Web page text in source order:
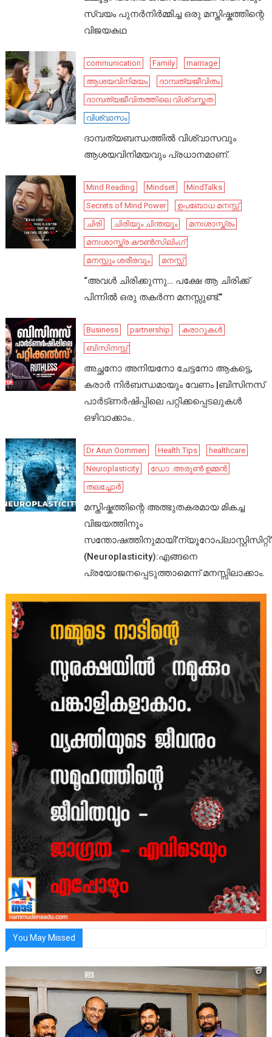
സ്വയം പുനർനിർമ്മിച്ച ഒരു മസ്തിഷ്കത്തിന്റെ
വിജയകഥ
communication Family
marriage
ആശയവിനിമയം
ദാമ്പത്യജീവിതം
ദാമ്പത്യജീവിതത്തിലെ വിശ്വസ്തത
വിശ്വാസം
ദാമ്പത്യബന്ധത്തിൽ വിശ്വാസവും
ആശയവിനിമയവും പ്രധാനമാണ്.
Mind Reading Mindset
MindTalks
Secrets of Mind Power
ഉപബോധ മനസ്സ്
ചിരി
ചിരിയും ചിന്തയും
മനഃശാസ്ത്രം
മനഃശാസ്ത്ര കൗൺസിലിംഗ്
മനസ്സും ശരീരവും
മനസ്സ്
“അവൾ ചിരിക്കുന്നു… പക്ഷേ ആ ചിരിക്ക്
പിന്നിൽ ഒരു തകർന്ന മനസ്സുണ്ട്.”
Business partnership
കരാറുകൾ
ബിസിനസ്സ്
അച്ഛനോ അനിയനോ ചേട്ടനോ ആകട്ടെ,
കരാർ നിർബന്ധമായും വേണം |ബിസിനസ്
പാർട്ണർഷിപ്പിലെ പറ്റിക്കപ്പെടലുകൾ
ഒഴിവാക്കാം..
Dr Arun Oommen Health Tips
healthcare
Neuroplasticity
ഡോ .അരുൺ ഉമ്മൻ
തലച്ചോർ
മസ്തിഷ്കത്തിന്റെ അത്ഭുതകരമായ മികച്ച
വിജയത്തിനും
സന്തോഷത്തിനുമായി’ന്യൂറോപ്ലാസ്റ്റിസിറ്റി’
(Neuroplasticity):എങ്ങനെ
പ്രയോജനപ്പെടുത്താമെന്ന് മനസ്സിലാക്കാം.
You May Missed